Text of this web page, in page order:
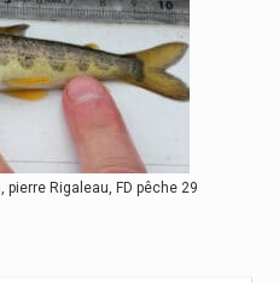
pierre Rigaleau, FD pêche 29